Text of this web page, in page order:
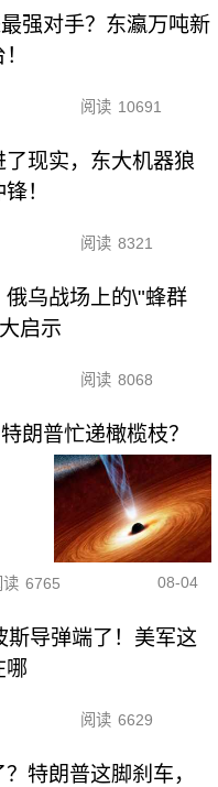
强对手？东瀛万吨新
阅读 10691
了现实，东大机器狼
！
阅读 8321
俄乌战场上的\"蜂群
启示
阅读 8068
朗普忙递橄榄枝？
读 6765 08-04
斯导弹端了！美军这
哪
阅读 6629
特朗普这脚刹车，